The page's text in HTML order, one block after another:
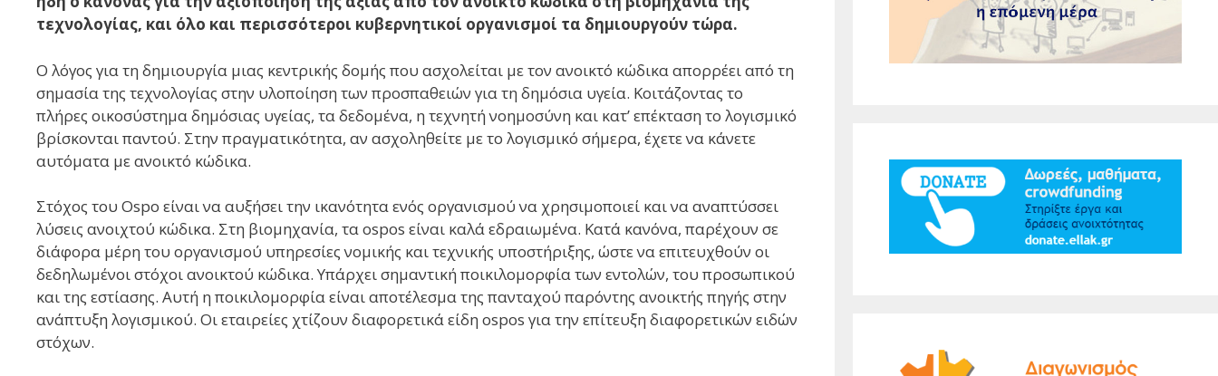
τεχνολογίας, και όλο και περισσότεροι κυβερνητικοί οργανισμοί τα δημιουργούν τώρα.
Ο λόγος για τη δημιουργία μιας κεντρικής δομής που ασχολείται με τον ανοικτό κώδικα απορρέει από τη
σημασία της τεχνολογίας στην υλοποίηση των προσπαθειών για τη δημόσια υγεία. Κοιτάζοντας το
πλήρες οικοσύστημα δημόσιας υγείας, τα δεδομένα, η τεχνητή νοημοσύνη και κατ’ επέκταση το λογισμικό
βρίσκονται παντού. Στην πραγματικότητα, αν ασχοληθείτε με το λογισμικό σήμερα, έχετε να κάνετε
αυτόματα με ανοικτό κώδικα.
Στόχος του Ospo είναι να αυξήσει την ικανότητα ενός οργανισμού να χρησιμοποιεί και να αναπτύσσει
λύσεις ανοιχτού κώδικα. Στη βιομηχανία, τα ospos είναι καλά εδραιωμένα. Κατά κανόνα, παρέχουν σε
διάφορα μέρη του οργανισμού υπηρεσίες νομικής και τεχνικής υποστήριξης, ώστε να επιτευχθούν οι
δεδηλωμένοι στόχοι ανοικτού κώδικα. Υπάρχει σημαντική ποικιλομορφία των εντολών, του προσωπικού
και της εστίασης. Αυτή η ποικιλομορφία είναι αποτέλεσμα της πανταχού παρόντης ανοικτής πηγής στην
ανάπτυξη λογισμικού. Οι εταιρείες χτίζουν διαφορετικά είδη ospos για την επίτευξη διαφορετικών ειδών
στόχων.